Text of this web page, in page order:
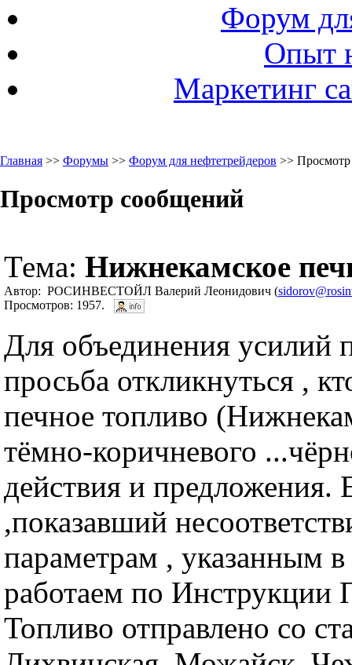
Форум
Опыт
Маркетинг
Главная >> Форумы >> Форум для нефтетрейдеров >>
Просмотр сообщений
Тема: Нижнекамское
Автор: РОСИНВЕСТОЙЛ Валерий Леонидович (
Просмотров: 1957.
Для объединения усилий
просьба откликнуться ,
печное топливо
тёмно-коричневого
действия и предложения.
,показавший
параметрам , указанным
работаем по
Топливо отправлено со